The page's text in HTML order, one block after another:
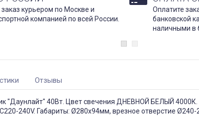
курьером по Москве и
компанией по всей России.
Оплатите
банковской
наличными в
Отзывы
"Даунлайт" 40Вт. Цвет свечения ДНЕВНОЙ БЕЛЫЙ 4000К.
240V. Габариты: Ø280х94мм, врезное отверстие